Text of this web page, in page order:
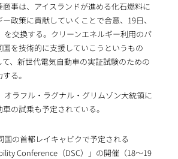
事は、アイスランドが進める化石燃料に
政策に貢献していくことで合意、19日、
を交換する。クリーンエネルギー利用のパ
を技術的に支援していこうというもの
、新世代電気自動車の実証試験のための
る。
オラフル・ラグナル・グリムゾン大統領に
の試乗も予定されている。
の首都レイキャビクで予定される
Conference（DSC）」の開催（18～19